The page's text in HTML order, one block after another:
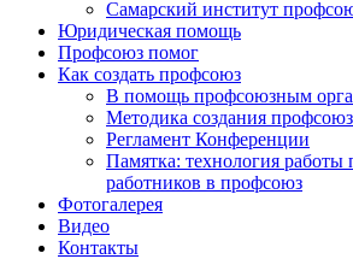
Самарский институт
Юридическая помощь
Профсоюз помог
Как создать профсоюз
В помощь профсоюзным
Методика создания
Регламент Конференции
Памятка: технология работы
работников в профсоюз
Фотогалерея
Видео
Контакты